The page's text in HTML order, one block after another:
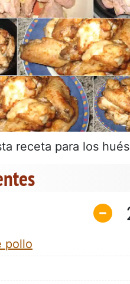
receta para los
pollo